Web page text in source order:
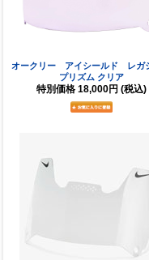
オークリー アイシールド レガ
プリズム クリア
特別価格 18,000円 (税込)